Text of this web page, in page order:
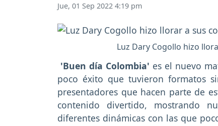
Jue, 01 Sep 2022 4:19 pm
Luz Dary Cogollo hizo
'Buen día Colombia' es el nuevo
poco éxito que tuvieron formatos
presentadores que hacen parte de
contenido divertido, mostrando
diferentes dinámicas con las que